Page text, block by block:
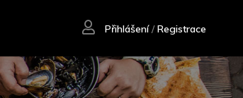
Přihlášení/Registrace